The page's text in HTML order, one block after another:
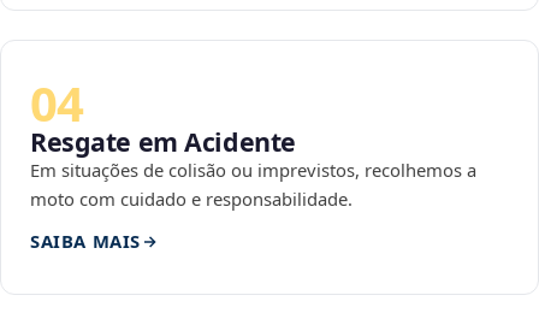
04
Resgate em Acidente
Em situações de colisão ou imprevistos, recolhemos a
moto com cuidado e responsabilidade.
SAIBA MAIS